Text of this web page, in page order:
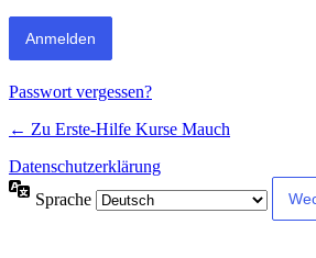
Passwort vergessen?
← Zu Erste-Hilfe Kurse Mauch
Datenschutzerklärung
Sprache